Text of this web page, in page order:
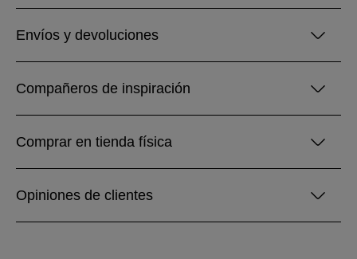
Envíos y devoluciones
Compañeros de inspiración
Comprar en tienda física
Opiniones de clientes